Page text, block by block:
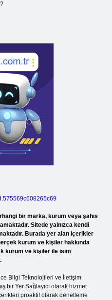
bir marka, kurum veya şahıs
Sitede yalnızca kendi
Burada yer alan içerikler
kurum ve kişiler hakkında
kurum ve kişiler ile isim
Bilgi Teknolojileri ve İletişim
bir Yer Sağlayıcı olarak hizmet
proaktif olarak denetleme